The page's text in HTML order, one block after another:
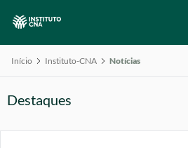
Início Instituto-CNA Notícias
Destaques